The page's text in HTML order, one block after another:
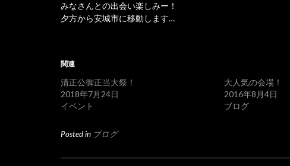
みなさんとの出会い楽しみー！
夕方から安城市に移動します…
関連
清正公御正当大祭！
2018年7月24日
イベント
大人気の会場！
2016年8月4日
ブログ
Posted in ブログ